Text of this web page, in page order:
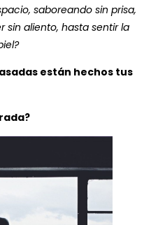
saboreando sin prisa,
sin aliento, hasta sentir la
están hechos tus